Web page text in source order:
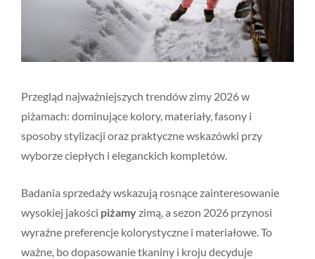
Przegląd najważniejszych trendów zimy 2026 w
piżamach: dominujące kolory, materiały, fasony i
sposoby stylizacji oraz praktyczne wskazówki przy
wyborze ciepłych i eleganckich kompletów.
Badania sprzedaży wskazują rosnące zainteresowanie
wysokiej jakości piżamyzimą, a sezon 2026 przynosi
wyraźne preferencje kolorystyczne i materiałowe. To
ważne, bo dopasowanie tkaniny i kroju decyduje